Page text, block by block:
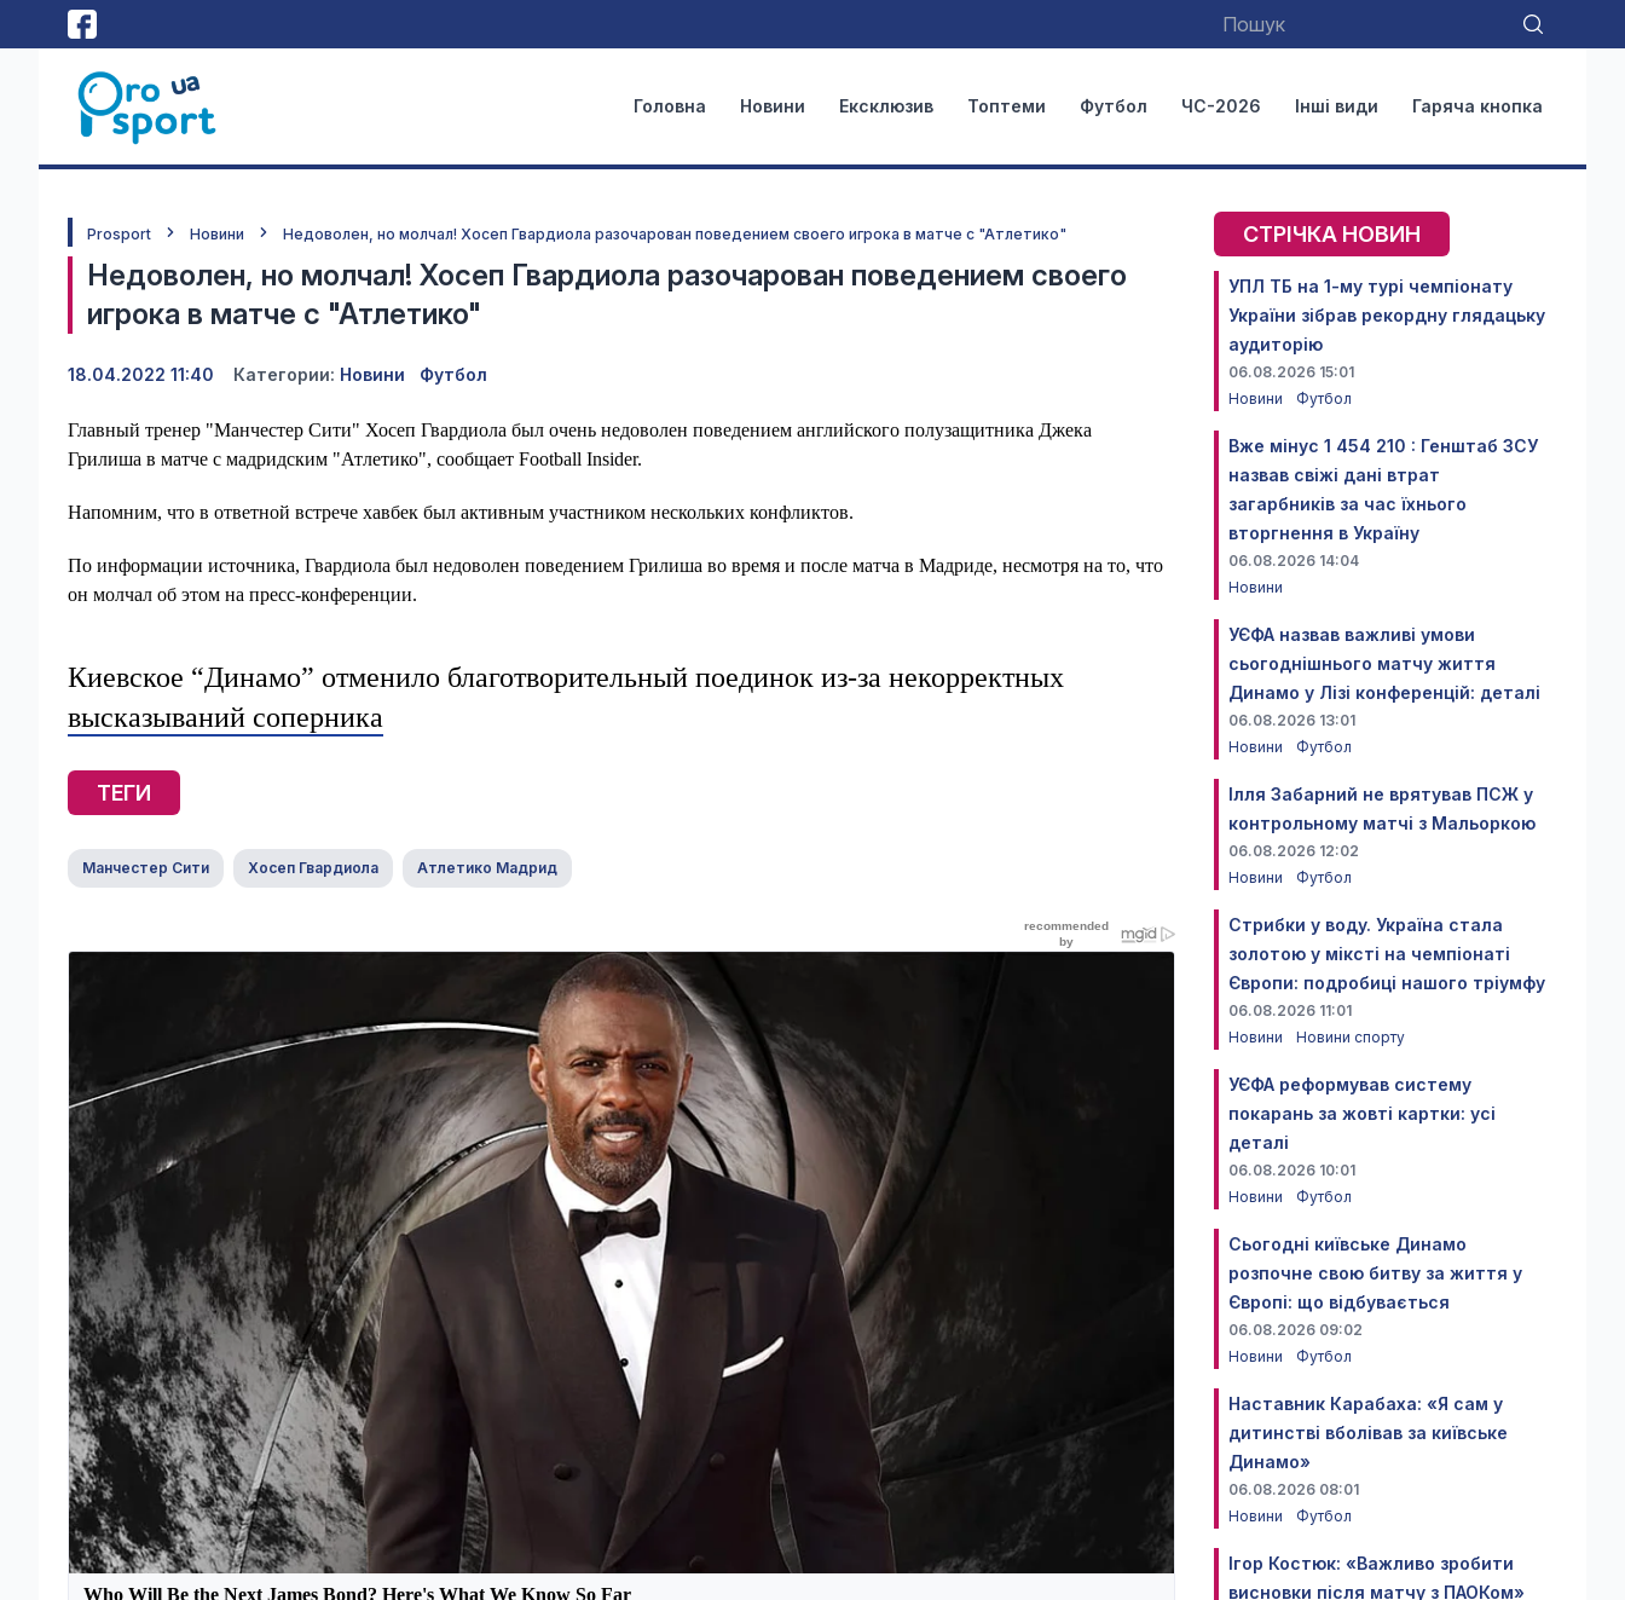
Головна Новини Ексклюзив Топтеми Футбол ЧС-2026 Інші види Гаряча кнопка
Prosport Новини Недоволен, но молчал! Хосеп Гвардиола разочарован поведением своего игрока в матче с "Атлетико"
Недоволен, но молчал! Хосеп Гвардиола разочарован поведением своего
игрока в матче с "Атлетико"
18.04.2022 11:40 Категории: Новини Футбол
Главный тренер "Манчестер Сити" Хосеп Гвардиола был очень недоволен поведением английского полузащитника Джека
Грилиша в матче с мадридским "Атлетико", сообщает Football Insider.
Напомним, что в ответной встрече хавбек был активным участником нескольких конфликтов.
По информации источника, Гвардиола был недоволен поведением Грилиша во время и после матча в Мадриде, несмотря на то, что
он молчал об этом на пресс-конференции.
Киевское “Динамо” отменило благотворительный поединок из-за некорректных
высказываний соперника
ТЕГИ
Манчестер Сити Хосеп Гвардиола Атлетико Мадрид
СТРІЧКА НОВИН
УПЛ ТБ на 1-му турі чемпіонату
України зібрав рекордну глядацьку
аудиторію
06.08.2026 15:01
Новини
Футбол
Вже мінус 1 454 210 : Генштаб ЗСУ
назвав свіжі дані втрат
загарбників за час їхнього
вторгнення в Україну
06.08.2026 14:04
Новини
УЄФА назвав важливі умови
сьогоднішнього матчу життя
Динамо у Лізі конференцій: деталі
06.08.2026 13:01
Новини
Футбол
Ілля Забарний не врятував ПСЖ у
контрольному матчі з Мальоркою
06.08.2026 12:02
Новини
Футбол
Стрибки у воду. Україна стала
золотою у міксті на чемпіонаті
Європи: подробиці нашого тріумфу
06.08.2026 11:01
Новини
Новини спорту
УЄФА реформував систему
покарань за жовті картки: усі
деталі
06.08.2026 10:01
Новини
Футбол
Сьогодні київське Динамо
розпочне свою битву за життя у
Європі: що відбувається
06.08.2026 09:02
Новини
Футбол
Наставник Карабаха: «Я сам у
дитинстві вболівав за київське
Динамо»
06.08.2026 08:01
Новини
Футбол
Ігор Костюк: «Важливо зробити
висновки після матчу з ПАОКом»